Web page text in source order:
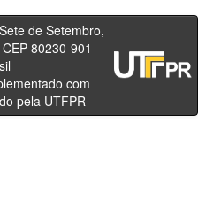
Setembro,
80230-901 -
- Brasil
com
pela UTFPR